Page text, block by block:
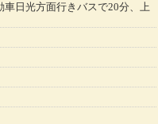
車日光方面行きバスで20分、上